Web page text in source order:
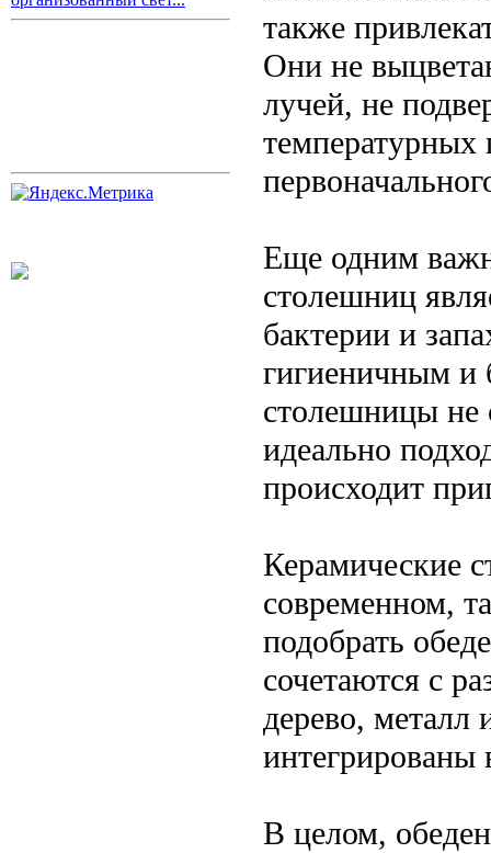
также
Они не
лучей, не
температурных
Еще одним
столешниц
бактерии и
гигиеничным и
столешницы не
идеально
происходит
Керамические
современном,
подобрать
сочетаются с
дерево, металл
В целом,